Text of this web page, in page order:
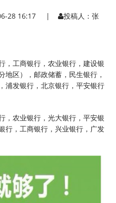
28 16:17 | 投稿人：张
，工商银行，农业银行，建设银
地区），邮政储蓄，民生银行，
浦发银行，北京银行，平安银行
，农业银行，光大银行，平安银
行，工商银行，兴业银行，广发